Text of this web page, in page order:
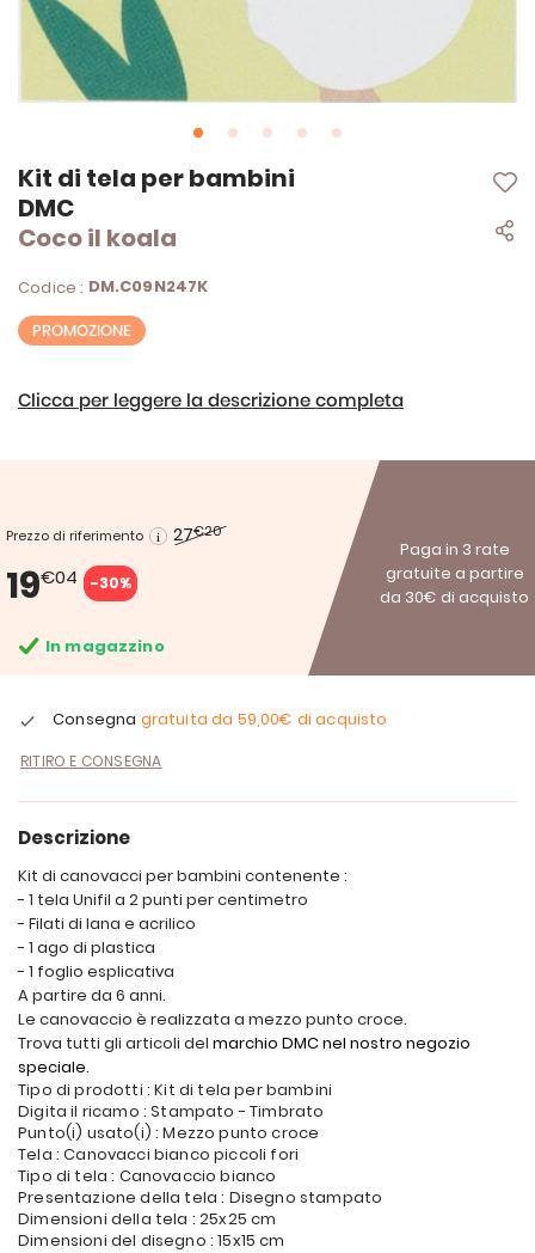
Kit di tela per bambini
DMC
Coco il koala
Codice : DM.C09N247K
PROMOZIONE
Clicca per leggere la descrizione completa
Prezzo di riferimento 27€20
19€04 -30%
Paga in 3 rate
gratuite a partire
da 30€ di acquisto
In magazzino
Consegna gratuita da 59,00€ di acquisto
RITIRO E CONSEGNA
Vai
all'inizio
della
galleria
immagini
Descrizione
Kit di canovacci per bambini contenente :
- 1 tela Unifil a 2 punti per centimetro
- Filati di lana e acrilico
- 1 ago di plastica
- 1 foglio esplicativa
A partire da 6 anni.
Le canovaccio è realizzata a mezzo punto croce.
Trova tutti gli articoli del marchio DMC nel nostro negozio
speciale.
Tipo di prodotti : Kit di tela per bambini
Digita il ricamo : Stampato - Timbrato
Punto(i) usato(i) : Mezzo punto croce
Tela : Canovacci bianco piccoli fori
Tipo di tela : Canovaccio bianco
Presentazione della tela : Disegno stampato
Dimensioni della tela : 25x25 cm
Dimensioni del disegno : 15x15 cm